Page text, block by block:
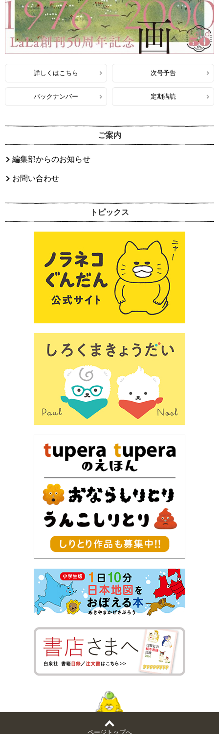
詳しくはこちら 次号予告
バックナンバー 定期購読
ご案内
編集部からのお知らせ
お問い合わせ
トピックス
ページトップへ